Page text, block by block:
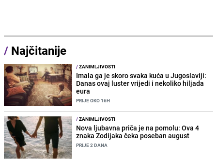
/ Najčitanije
/ZANIMLJIVOSTI
Imala ga je skoro svaka kuća u Jugoslaviji:
Danas ovaj luster vrijedi i nekoliko hiljada
eura
PRIJE OKO 16H
/ZANIMLJIVOSTI
Nova ljubavna priča je na pomolu: Ova 4
znaka Zodijaka čeka poseban august
PRIJE 2 DANA